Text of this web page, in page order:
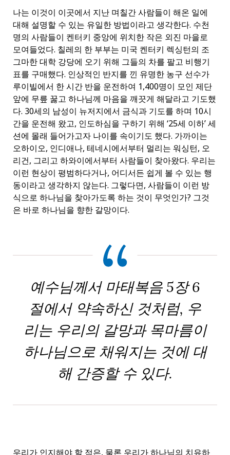
나는 이것이 이곳에서 지난 며칠간 사람들이 해온 일에
대해 설명할 수 있는 유일한 방법이라고 생각한다. 수천
명의 사람들이 켄터키 중앙에 위치한 작은 외진 마을로
모여들었다. 칠레의 한 부부는 미국 켄터키 렉싱턴의 조
그마한 대학 강당에 오기 위해 그들의 차를 팔고 비행기
표를 구매했다. 인상적인 반지를 낀 유명한 농구 선수가
루이빌에서 한 시간 반을 운전하여 1,400명이 모인 제단
앞에 무릎 꿇고 하나님께 마음을 깨끗게 해달라고 기도했
다. 30세의 남성이 뉴저지에서 금식과 기도를 하며 10시
간을 운전해 왔고, 인도하심을 구하기 위해 ‘25세 이하’ 세
션에 몰래 들어가고자 나이를 속이기도 했다. 가까이는
오하이오, 인디애나, 테네시에서부터 멀리는 워싱턴, 오
리건, 그리고 하와이에서부터 사람들이 찾아왔다. 우리는
이런 현상이 평범하다거나, 어디서든 쉽게 볼 수 있는 행
동이라고 생각하지 않는다. 그렇다면, 사람들이 이런 방
식으로 하나님을 찾아가도록 하는 것이 무엇인가? 그것
은 바로 하나님을 향한 갈망이다.
예수님께서 마태복음 5장 6
절에서 약속하신 것처럼, 우
리는 우리의 갈망과 목마름이
하나님으로 채워지는 것에 대
해 간증할 수 있다.
우리가 인지해야 할 점은, 물론 우리가 하나님의 치유하